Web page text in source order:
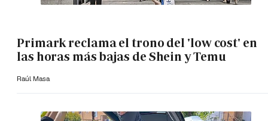
Primark reclama el trono del 'low cost' en
las horas más bajas de Shein y Temu
Raúl Masa